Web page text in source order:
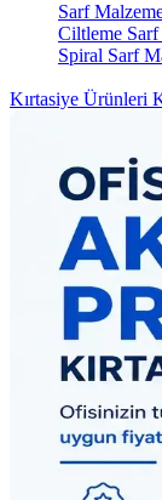
Sarf
Ciltleme
Spiral Sarf
Kırtasiye Ürünleri